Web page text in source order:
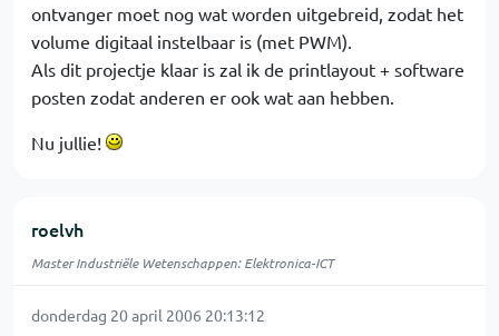
ontvanger moet nog wat worden uitgebreid, zodat het
volume digitaal instelbaar is (met PWM).
Als dit projectje klaar is zal ik de printlayout + software
posten zodat anderen er ook wat aan hebben.
Nu jullie!
roelvh
Master Industriële Wetenschappen: Elektronica-ICT
donderdag 20 april 2006 20:13:12